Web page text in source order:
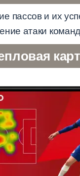
пассов и их
атаки